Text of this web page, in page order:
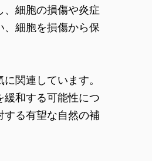
、細胞の損傷や炎症
細胞を損傷から保
関連しています。
和する可能性につ
る有望な自然の補